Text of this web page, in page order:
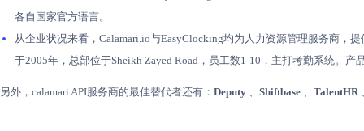
各自国家官方语言。
从企业状况来看，Calamari.io与EasyClocking均为人力资源管理服务商，
于2005年，总部位于Sheikh Zayed Road，员工数1-10，主打考勤系统。
另外，calamari API服务商的最佳替代者还有： Deputy 、 Shiftbase 、 TalentHR